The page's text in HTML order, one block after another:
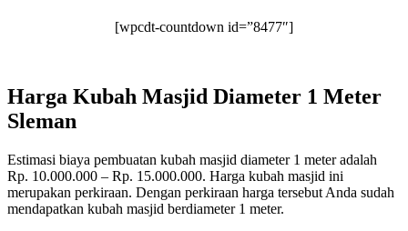
[wpcdt-countdown id=”8477″]
Harga Kubah Masjid Diameter 1 Meter
Sleman
Estimasi biaya pembuatan kubah masjid diameter 1 meter adalah
Rp. 10.000.000 – Rp. 15.000.000. Harga kubah masjid ini
merupakan perkiraan. Dengan perkiraan harga tersebut Anda sudah
mendapatkan kubah masjid berdiameter 1 meter.